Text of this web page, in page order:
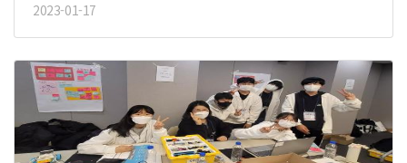
2023-01-17